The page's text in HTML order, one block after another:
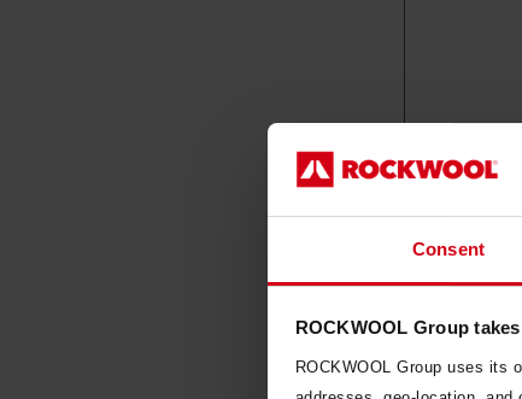
Consent
ROCKWOOL Group
ROCKWOOL Group uses its